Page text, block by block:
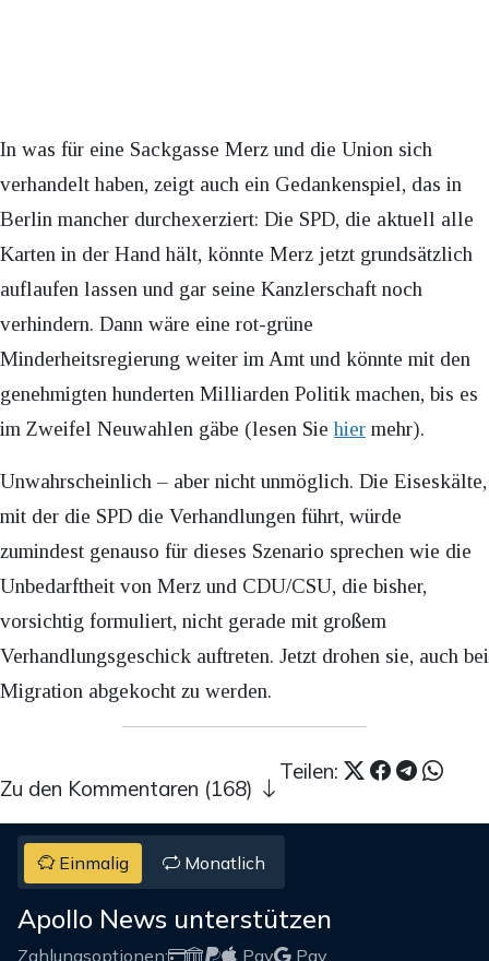
In was für eine Sackgasse Merz und die Union sich
verhandelt haben, zeigt auch ein Gedankenspiel, das in
Berlin mancher durchexerziert: Die SPD, die aktuell alle
Karten in der Hand hält, könnte Merz jetzt grundsätzlich
auflaufen lassen und gar seine Kanzlerschaft noch
verhindern. Dann wäre eine rot-grüne
Minderheitsregierung weiter im Amt und könnte mit den
genehmigten hunderten Milliarden Politik machen, bis es
im Zweifel Neuwahlen gäbe (lesen Siehier mehr).
Unwahrscheinlich – aber nicht unmöglich. Die Eiseskälte,
mit der die SPD die Verhandlungen führt, würde
zumindest genauso für dieses Szenario sprechen wie die
Unbedarftheit von Merz und CDU/CSU, die bisher,
vorsichtig formuliert, nicht gerade mit großem
Verhandlungsgeschick auftreten. Jetzt drohen sie, auch bei
Migration abgekocht zu werden.
Teilen:
Zu den Kommentaren (168)
Einmalig Monatlich
Apollo News unterstützen
Zahlungsoptionen: Pay Pay